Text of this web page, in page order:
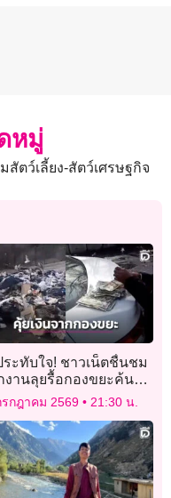
หมู่
ตว์เลี้ยง-สัตว์เศรษฐกิจ
ระทับใจ! ชาวเน็ตชื่นชม
านลุยรื้อกองขยะค้นหา
ส่เงินกว่า 160,000 คืน
ของ
รกฎาคม 2569 21:30 น.